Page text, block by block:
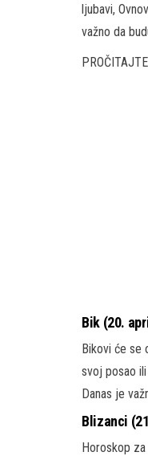
ljubavi,
važno da
Bik (20.
Bikovi će se
svoj posao
Danas je
Blizanci
Horoskop